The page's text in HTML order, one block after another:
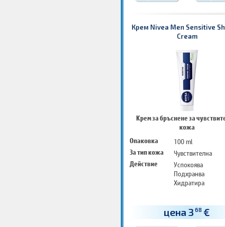
Крем Nivea Men Sensitive
Cream
Крем за бръснене за
кожа
Опаковка
100 ml
За тип кожа
Чувствителна
Действие
Успокоява
Подхранва
Хидратира
цена 3 68 €